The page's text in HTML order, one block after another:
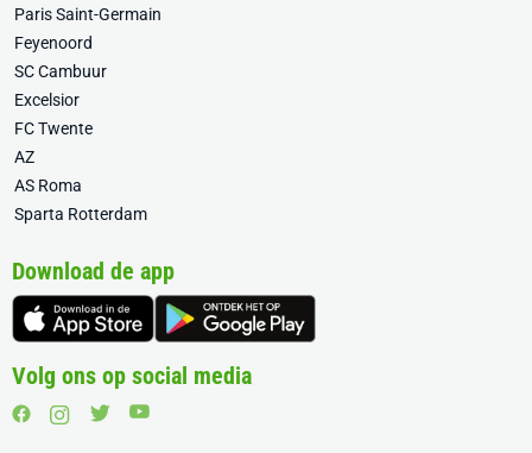
Paris Saint-Germain
Feyenoord
SC Cambuur
Excelsior
FC Twente
AZ
AS Roma
Sparta Rotterdam
Download de app
Volg ons op social media